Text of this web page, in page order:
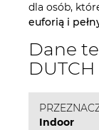
dla osób,
euforią i
Dane
DUTCH
Indoor